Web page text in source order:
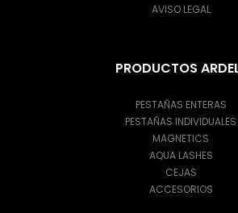
AVISO LEGAL
PRODUCTOS
PESTAÑAS ENTERAS
PESTAÑAS INDIVIDUALES
MAGNETICS
AQUA LASHES
CEJAS
ACCESORIOS